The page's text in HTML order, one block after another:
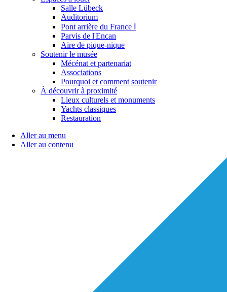
Salle Lübeck
Auditorium
Pont arrière du France Ⅰ
Parvis de l'Encan
Aire de pique-nique
Soutenir le musée
Mécénat et partenariat
Associations
Pourquoi et comment soutenir
À découvrir à proximité
Lieux culturels et monuments
Yachts classiques
Restauration
Aller au menu
Aller au contenu